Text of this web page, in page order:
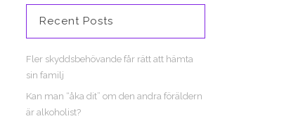
Recent Posts
Fler skyddsbehövande får rätt att hämta
sin familj
Kan man “åka dit” om den andra föräldern
är alkoholist?